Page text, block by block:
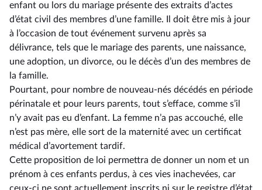
enfant ou lors du mariage présente des extraits d’actes
d’état civil des membres d’une famille. Il doit être mis à jour
à l’occasion de tout événement survenu après sa
délivrance, tels que le mariage des parents, une naissance,
une adoption, un divorce, ou le décès d’un des membres de
la famille.
Pourtant, pour nombre de nouveau-nés décédés en période
périnatale et pour leurs parents, tout s’efface, comme s’il
n’y avait pas eu d’enfant. La femme n’a pas accouché, elle
n’est pas mère, elle sort de la maternité avec un certificat
médical d’avortement tardif.
Cette proposition de loi permettra de donner un nom et un
prénom à ces enfants perdus, à ces vies inachevées, car